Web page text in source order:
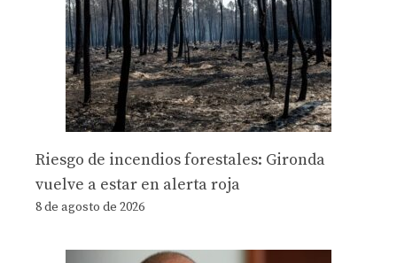
Riesgo de incendios forestales: Gironda
vuelve a estar en alerta roja
8 de agosto de 2026